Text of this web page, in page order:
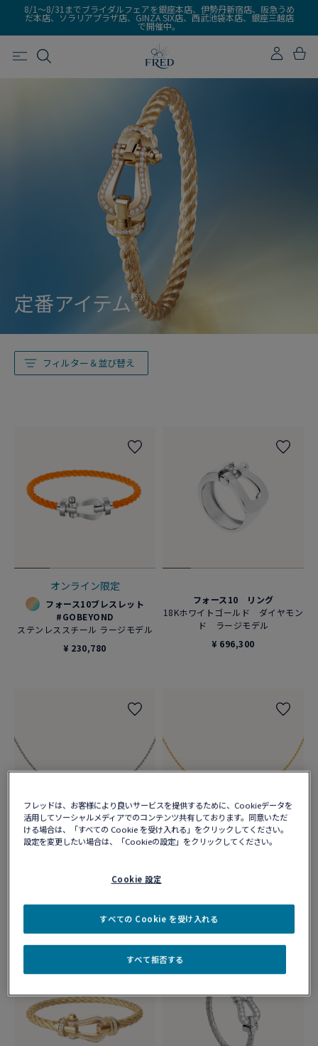
8/1～8/31までブライダルフェアを銀座本店、伊勢丹新宿店、阪急うめ
だ本店、ソラリアプラザ店、GINZA SIX店、西武池袋本店、銀座三越店
で開催中。
定番アイテム(59)
フィルター＆並び替え
オンライン限定
フォース10ブレスレット
#GOBEYOND
ステンレススチール ラージモデル
¥ 230,780
フォース10 リング
18Kホワイトゴールド ダイヤモン
ド ラージモデル
¥ 696,300
18Kホワイトゴールド ダイヤモン
ド ミディアムモデル
¥ 862,400
¥ 809,600
フレッドは、お客様により良いサービスを提供するために、Cookieデータを
活用してソーシャルメディアでのコンテンツ共有しております。同意いただ
ける場合は、「すべての Cookie を受け入れる」をクリックしてください。
設定を変更したい場合は、「Cookieの設定」をクリックしてください。
Cookie 設定
すべて拒否する
すべての Cookie を受け入れる